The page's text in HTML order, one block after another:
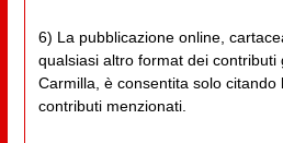
6) La pubblicazione online,
qualsiasi altro format dei contributi
Carmilla, è consentita solo citando
contributi menzionati.